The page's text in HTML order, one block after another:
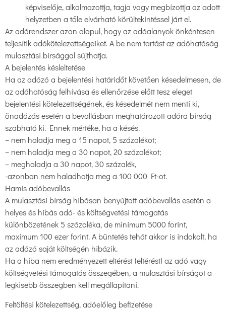
képviselője, alkalmazottja, tagja vagy megbízottja az adott
helyzetben a tőle elvárható körültekintéssel járt el.
Az adórendszer azon alapul, hogy az adóalanyok önkéntesen
teljesítik adókötelezettségeiket. A be nem tartást az adóhatóság
mulasztási bírsággal sújthatja.
A bejelentés késleltetése
Ha az adózó a bejelentési határidőt követően késedelmesen, de
az adóhatóság felhívása és ellenőrzése előtt tesz eleget
bejelentési kötelezettségének, és késedelmét nem menti ki,
önadózás esetén a bevallásban meghatározott adóra bírság
szabható ki. Ennek mértéke, ha a késés.
– nem haladja meg a 15 napot, 5 százalékot;
– nem haladja meg a 30 napot, 20 százalékot;
– meghaladja a 30 napot, 30 százalék,
-azonban nem haladhatja meg a 100 000 Ft-ot.
Hamis adóbevallás
A mulasztási bírság hibásan benyújtott adóbevallás esetén a
helyes és hibás adó- és költségvetési támogatás
különbözetének 5 százaléka, de minimum 5000 forint,
maximum 100 ezer forint. A büntetés tehát akkor is indokolt, ha
az adózó saját költségén hibázik.
Ha a hiba nem eredményezett eltérést (eltérést) az adó vagy
költségvetési támogatás összegében, a mulasztási bírságot a
legkisebb összegben kell megállapítani.
Feltöltési kötelezettség, adóelőleg befizetése